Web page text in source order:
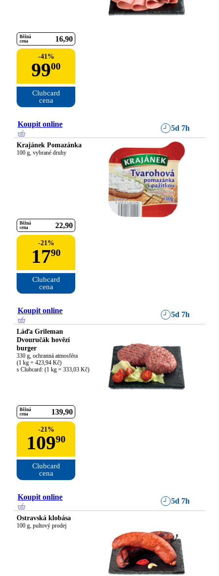
Běžná
cena
16 90
-41%
9900
Clubcard
cena
Koupit online 5d 7h
Krajánek Pomazánka
100 g, vybrané druhy
Běžná
cena
22 90
-21%
1790
Clubcard
cena
Koupit online 5d 7h
Láďa Grileman
Dvouručák hovězí
burger
330 g, ochranná atmosféra
(1 kg = 423,94 Kč)
s Clubcard: (1 kg = 333,03 Kč)
Běžná
cena
139 90
-21%
10990
Clubcard
cena
Koupit online 5d 7h
Ostravská klobása
100 g, pultový prodej